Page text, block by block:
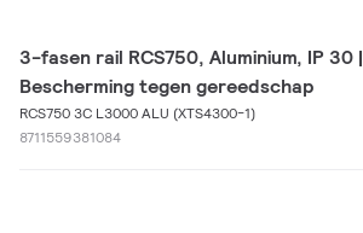
3-fasen rail RCS750, Aluminium, IP 30 |
Bescherming tegen gereedschap
RCS750 3C L3000 ALU (XTS4300-1)
8711559381084